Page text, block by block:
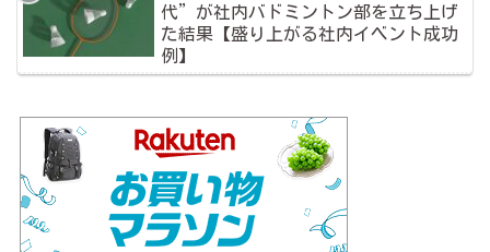
代”が社内バドミントン部を立ち上げ
た結果【盛り上がる社内イベント成功
例】